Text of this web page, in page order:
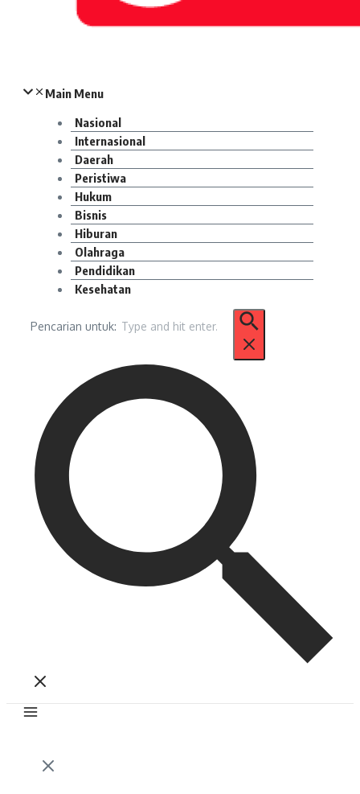
Main Menu
Nasional
Internasional
Daerah
Peristiwa
Hukum
Bisnis
Hiburan
Olahraga
Pendidikan
Kesehatan
Pencarian untuk: